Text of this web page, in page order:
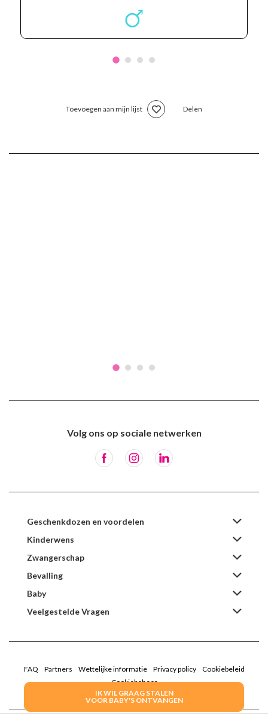
IK WIL GRAAG STALEN
VOOR BABY'S ONTVANGEN
Toevoegen aan mijn lijst Delen
Volg ons op sociale netwerken
Geschenkdozen en voordelen
Kinderwens
Zwangerschap
Bevalling
Baby
Veelgestelde Vragen
FAQ Partners Wettelijke informatie Privacy policy
Cookiebeleid
Cookiebeheer